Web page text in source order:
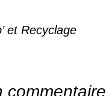
et Recyclage
commentaire